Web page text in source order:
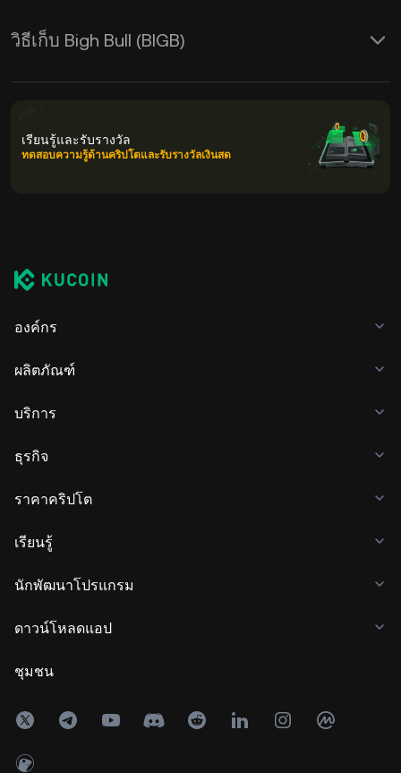
วิธีเก็บ Bigh Bull (BIGB)
เรียนรู้และรับรางวัล
ทดสอบความรู้ด้านคริปโตและรับรางวัลเงินสด
องค์กร
ผลิตภัณฑ์
บริการ
ธุรกิจ
ราคาคริปโต
เรียนรู้
นักพัฒนาโปรแกรม
ดาวน์โหลดแอป
ชุมชน